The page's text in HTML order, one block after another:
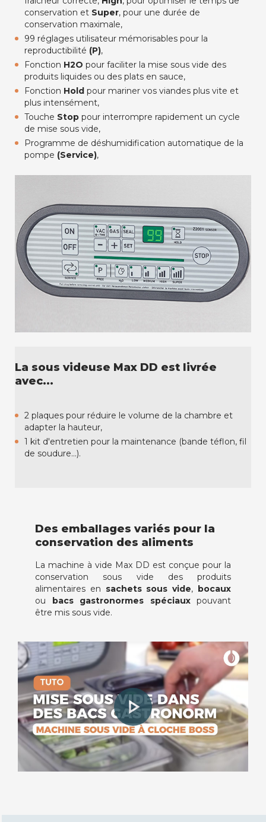
conservation et Super, pour une durée de
conservation maximale,
99 réglages utilisateur mémorisables pour la
reproductibilité (P),
Fonction H2O pour faciliter la mise sous vide des
produits liquides ou des plats en sauce,
Fonction Hold pour mariner vos viandes plus vite et
plus intensément,
Touche Stop pour interrompre rapidement un cycle
de mise sous vide,
Programme de déshumidification automatique de la
pompe (Service),
La sous videuse Max DD est livrée
avec...
2 plaques pour réduire le volume de la chambre et
adapter la hauteur,
1 kit d'entretien pour la maintenance (bande téflon, fil
de soudure...).
Des emballages variés pour la
conservation des aliments
La machine à vide Max DD est conçue pour la
conservation sous vide des produits
alimentaires en sachets sous vide,
bocaux
ou
bacs gastronormes spéciaux pouvant
être mis sous vide.